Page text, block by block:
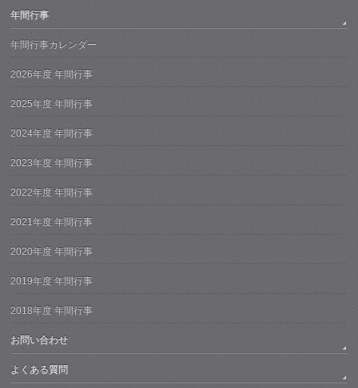
年間行事
年間行事カレンダー
2026年度 年間行事
2025年度 年間行事
2024年度 年間行事
2023年度 年間行事
2022年度 年間行事
2021年度 年間行事
2020年度 年間行事
2019年度 年間行事
2018年度 年間行事
お問い合わせ
よくある質問